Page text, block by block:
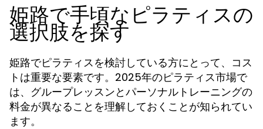
姫路で手頃なピラティスの
選択肢を探す
姫路でピラティスを検討している方にとって、コス
トは重要な要素です。2025年のピラティス市場で
は、グループレッスンとパーソナルトレーニングの
料金が異なることを理解しておくことが知られてい
ます。